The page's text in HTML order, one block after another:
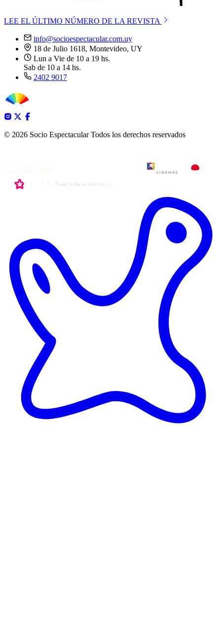
LEE EL ÚLTIMO NÚMERO DE LA REVISTA
info@socioespectacular.com.uy
18 de Julio 1618, Montevideo, UY
Lun a Vie de 10 a 19 hs.
Sab de 10 a 14 hs.
2402 9017
© 2026 Socio Espectacular Todos los derechos reservados